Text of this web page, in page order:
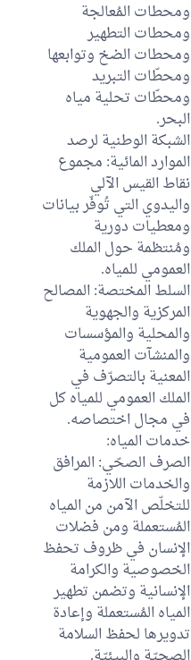
ومحطات المُعالجة
ومحطات التطهير
ومحطات الضخ وتوابعها
ومحطّات التبريد
ومحطّات تحلية مياه
البحر.
الشبكة الوطنية لرصد
الموارد المائية: مجموع
نقاط القيس الآلي
واليدوي التي تُوفّر بيانات
ومعطيات دورية
ومُنتظمة حول الملك
العمومي للمياه.
السلط المختصة: المصالح
المركزية والجهوية
والمحلية والمؤسسات
والمنشآت العمومية
المعنية بالتصرّف في
الملك العمومي للمياه كل
في مجال اختصاصه.
خدمات المياه:
الصرف الصحّي: المرافق
والخدمات اللازمة
للتخلّص الآمن من المياه
المُستعملة ومن فضلات
الإنسان في ظروف تحفظ
الخصوصية والكرامة
الإنسانية وتضمن تطهير
المياه المُستعملة وإعادة
تدويرها لحفظ السلامة